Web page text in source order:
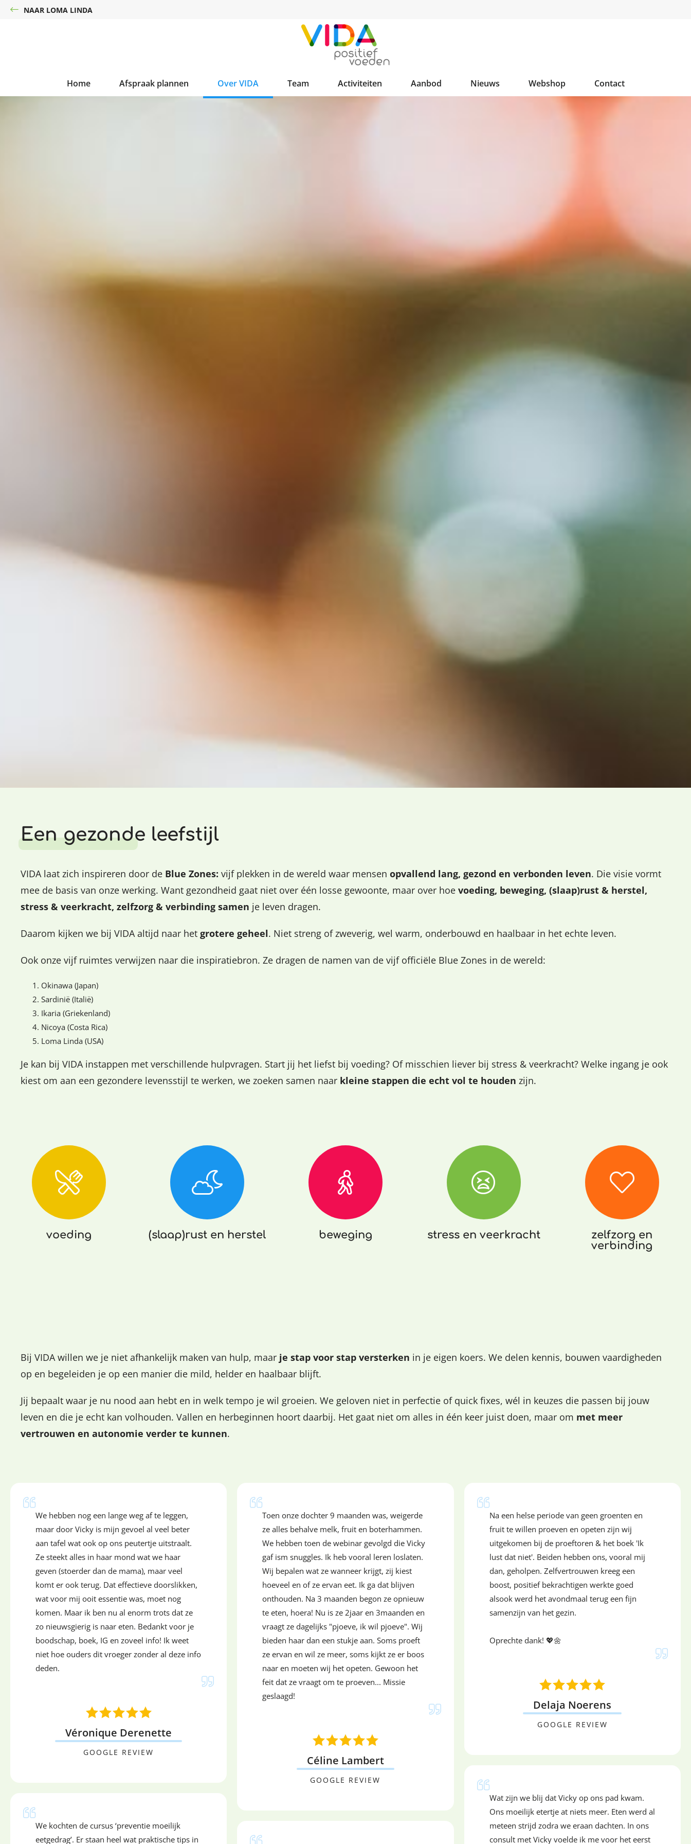
NAAR LOMA LINDA
Home Afspraak plannen Over VIDA Team Activiteiten Aanbod Nieuws Webshop Contact
Een gezonde leefstijl
VIDA laat zich inspireren door de Blue Zones: vijf plekken in de wereld waar mensen opvallend lang, gezond en verbonden leven. Die visie vormt
mee de basis van onze werking. Want gezondheid gaat niet over één losse gewoonte, maar over hoe voeding, beweging, (slaap)rust & herstel,
stress & veerkracht, zelfzorg & verbinding samen je leven dragen.
Daarom kijken we bij VIDA altijd naar het grotere geheel. Niet streng of zweverig, wel warm, onderbouwd en haalbaar in het echte leven.
Ook onze vijf ruimtes verwijzen naar die inspiratiebron. Ze dragen de namen van de vijf officiële Blue Zones in de wereld:
Okinawa (Japan)
Sardinië (Italië)
Ikaria (Griekenland)
Nicoya (Costa Rica)
Loma Linda (USA)
Je kan bij VIDA instappen met verschillende hulpvragen. Start jij het liefst bij voeding? Of misschien liever bij stress & veerkracht? Welke ingang je ook
kiest om aan een gezondere levensstijl te werken, we zoeken samen naar kleine stappen die echt vol te houden zijn.
voeding (slaap)rust en herstel beweging stress en veerkracht
zelfzorg en
verbinding
Bij VIDA willen we je niet afhankelijk maken van hulp, maar je stap voor stap versterken in je eigen koers. We delen kennis, bouwen vaardigheden
op en begeleiden je op een manier die mild, helder en haalbaar blijft.
Jij bepaalt waar je nu nood aan hebt en in welk tempo je wil groeien. We geloven niet in perfectie of quick fixes, wél in keuzes die passen bij jouw
leven en die je echt kan volhouden. Vallen en herbeginnen hoort daarbij. Het gaat niet om alles in één keer juist doen, maar om met meer
vertrouwen en autonomie verder te kunnen.
We hebben nog een lange weg af te leggen,
maar door Vicky is mijn gevoel al veel beter
aan tafel wat ook op ons peutertje uitstraalt.
Ze steekt alles in haar mond wat we haar
geven (stoerder dan de mama), maar veel
komt er ook terug. Dat effectieve doorslikken,
wat voor mij ooit essentie was, moet nog
komen. Maar ik ben nu al enorm trots dat ze
zo nieuwsgierig is naar eten. Bedankt voor je
boodschap, boek, IG en zoveel info! Ik weet
niet hoe ouders dit vroeger zonder al deze info
deden.
Véronique Derenette
GOOGLE REVIEW
Toen onze dochter 9 maanden was, weigerde
ze alles behalve melk, fruit en boterhammen.
We hebben toen de webinar gevolgd die Vicky
gaf ism snuggles. Ik heb vooral leren loslaten.
Wij bepalen wat ze wanneer krijgt, zij kiest
hoeveel en of ze ervan eet. Ik ga dat blijven
onthouden. Na 3 maanden begon ze opnieuw
te eten, hoera! Nu is ze 2jaar en 3maanden en
vraagt ze dagelijks "pjoeve, ik wil pjoeve". Wij
bieden haar dan een stukje aan. Soms proeft
ze ervan en wil ze meer, soms kijkt ze er boos
naar en moeten wij het opeten. Gewoon het
feit dat ze vraagt om te proeven... Missie
geslaagd!
Céline Lambert
GOOGLE REVIEW
Na een helse periode van geen groenten en
fruit te willen proeven en opeten zijn wij
uitgekomen bij de proeftoren & het boek 'Ik
lust dat niet'. Beiden hebben ons, vooral mij
dan, geholpen. Zelfvertrouwen kreeg een
boost, positief bekrachtigen werkte goed
alsook werd het avondmaal terug een fijn
samenzijn van het gezin.
Oprechte dank! 💖🌼
Delaja Noerens
GOOGLE REVIEW
Wat zijn we blij dat Vicky op ons pad kwam.
Ons moeilijk etertje at niets meer. Eten werd al
meteen strijd zodra we eraan dachten. In ons
consult met Vicky voelde ik me voor het eerst
We kochten de cursus ‘preventie moeilijk
eetgedrag’. Er staan heel wat praktische tips in